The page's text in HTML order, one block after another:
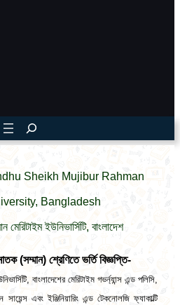
Sheikh Mujibur Rahman
Bangladesh
মেরিটাইম ইউনিভার্সিটি, বাংলাদেশ
(সম্মান) শ্রেণিতে ভর্তি বিজ্ঞপ্তি-
বাংলাদেশের মেরিটাইম গভর্ন্যান্স এন্ড পলিসি,
এবং ইঞ্জিনিয়ারিং এন্ড টেকনোলজি ফ্যাকাল্টি